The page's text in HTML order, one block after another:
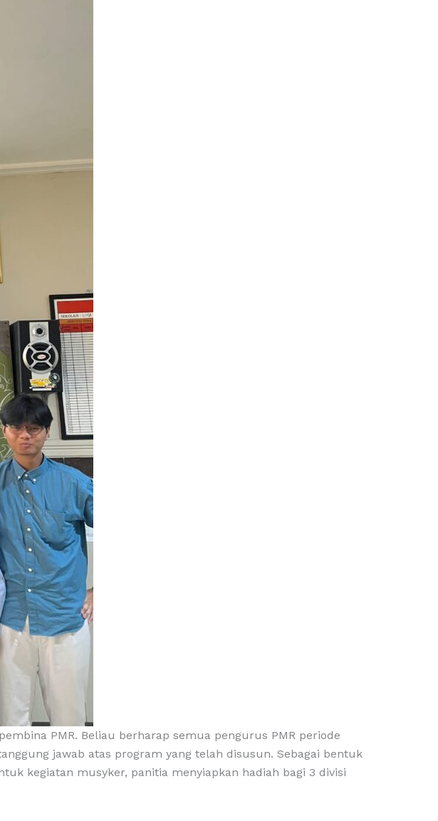
PMR. Beliau berharap semua pengurus PMR periode
jawab atas program yang telah disusun. Sebagai bentuk
kegiatan musyker, panitia menyiapkan hadiah bagi 3 divisi